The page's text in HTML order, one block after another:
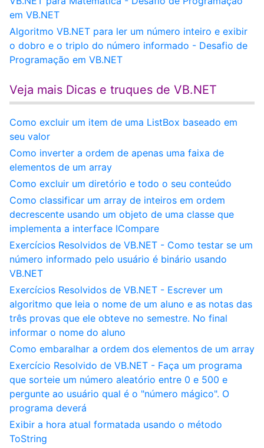
em VB.NET
Algoritmo VB.NET para ler um número inteiro e exibir
o dobro e o triplo do número informado - Desafio de
Programação em VB.NET
Veja mais Dicas e truques de VB.NET
Como excluir um item de uma ListBox baseado em
seu valor
Como inverter a ordem de apenas uma faixa de
elementos de um array
Como excluir um diretório e todo o seu conteúdo
Como classificar um array de inteiros em ordem
decrescente usando um objeto de uma classe que
implementa a interface ICompare
Exercícios Resolvidos de VB.NET - Como testar se um
número informado pelo usuário é binário usando
VB.NET
Exercícios Resolvidos de VB.NET - Escrever um
algoritmo que leia o nome de um aluno e as notas das
três provas que ele obteve no semestre. No final
informar o nome do aluno
Como embaralhar a ordem dos elementos de um array
Exercício Resolvido de VB.NET - Faça um programa
que sorteie um número aleatório entre 0 e 500 e
pergunte ao usuário qual é o "número mágico". O
programa deverá
Exibir a hora atual formatada usando o método
ToString